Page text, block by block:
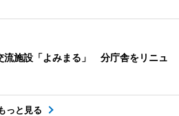
流施設「よみまる」 分庁舎をリニュ
っと見る